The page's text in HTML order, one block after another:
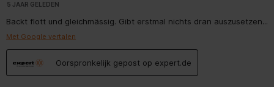
5 JAAR GELEDEN
Backt flott und gleichmässig. Gibt erstmal nichts dran auszusetzen...
Met Google vertalen
Oorspronkelijk gepost op expert.de